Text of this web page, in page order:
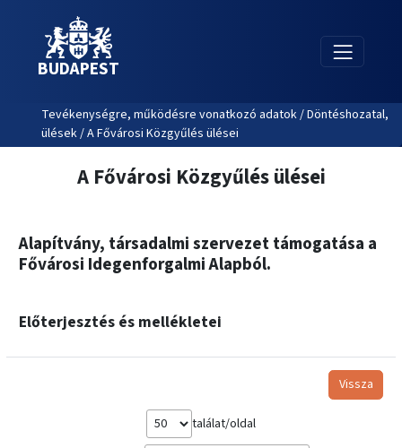
BUDAPEST
Tevékenységre, működésre vonatkozó adatok / Döntéshozatal,
ülések / A Fővárosi Közgyűlés ülései
A Fővárosi Közgyűlés ülései
Alapítvány, társadalmi szervezet támogatása a
Fővárosi Idegenforgalmi Alapból.
Előterjesztés és mellékletei
Vissza
találat/oldal